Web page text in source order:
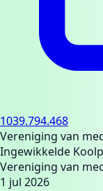
1039.794.468
Vereniging van
Ingewikkelde
Vereniging van
1 jul 2026